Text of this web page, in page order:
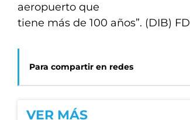
aeropuerto que
tiene más de 100 años”. (DIB) FD
Para compartir en redes
VER MÁS